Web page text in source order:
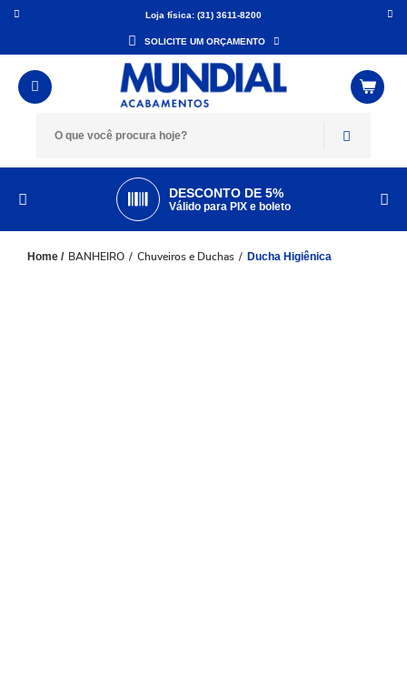
Loja física: (31) 3611-8200
SOLICITE UM ORÇAMENTO
DESCONTO DE 5%
Válido para PIX e boleto
BANHEIRO Chuveiros e Duchas Ducha Higiênica